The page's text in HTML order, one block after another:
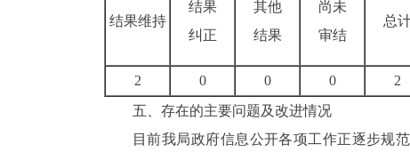
结果维持
结果
纠正
其他
结果
尚未
审结
总
2 0 0 0 2
五、存在的主要问题及改进情况
目前我局政府信息公开各项工作正逐步规